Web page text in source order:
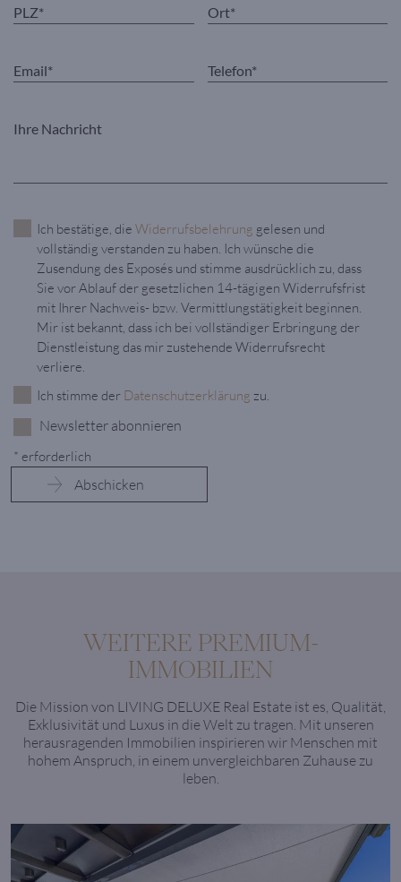
Ich bestätige, die Widerrufsbelehrung gelesen und
vollständig verstanden zu haben. Ich wünsche die
Zusendung des Exposés und stimme ausdrücklich zu, dass
Sie vor Ablauf der gesetzlichen 14-tägigen Widerrufsfrist
mit Ihrer Nachweis- bzw. Vermittlungstätigkeit beginnen.
Mir ist bekannt, dass ich bei vollständiger Erbringung der
Dienstleistung das mir zustehende Widerrufsrecht
verliere.
Ich stimme der Datenschutzerklärung zu.
Newsletter abonnieren
* erforderlich
WEITERE PREMIUM-
IMMOBILIEN
Die Mission von LIVING DELUXE Real Estate ist es, Qualität,
Exklusivität und Luxus in die Welt zu tragen. Mit unseren
herausragenden Immobilien inspirieren wir Menschen mit
hohem Anspruch, in einem unvergleichbaren Zuhause zu
leben.